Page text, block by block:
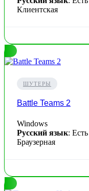
Клиентская
ШУТЕРЫ
Battle Teams 2
Windows
Русский язык: Есть
Браузерная